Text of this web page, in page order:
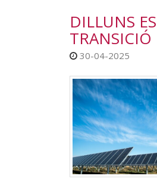
DILLUNS
TRANSICIÓ
30-04-2025